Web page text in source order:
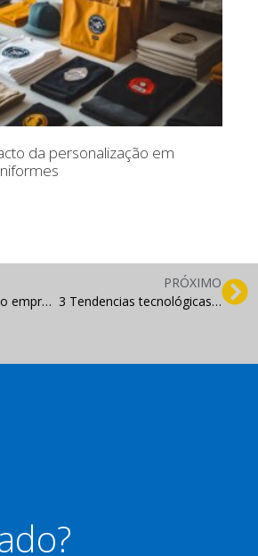
da personalização em
O que é orçamento empresarial e qual a sua relação com o planejamento?
PRÓXIMO
3 Tendencias tecnológicas sobre blogs e sites para ficar de olho